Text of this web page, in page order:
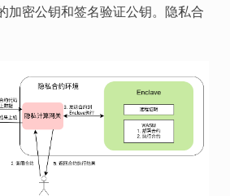
加密公钥和签名验证公钥。隐私合